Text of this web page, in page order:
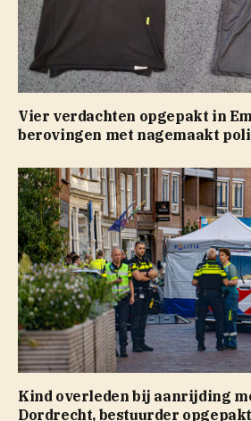
Vier verdachten opgepakt in
berovingen met nagemaakt
Kind overleden bij aanrijding
Dordrecht, bestuurder opgepakt